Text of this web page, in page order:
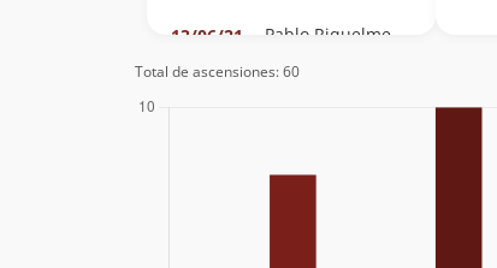
13/06/21
Pablo Riquelme
Total de ascensiones: 60